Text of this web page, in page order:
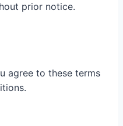
prior notice.
agree to these terms